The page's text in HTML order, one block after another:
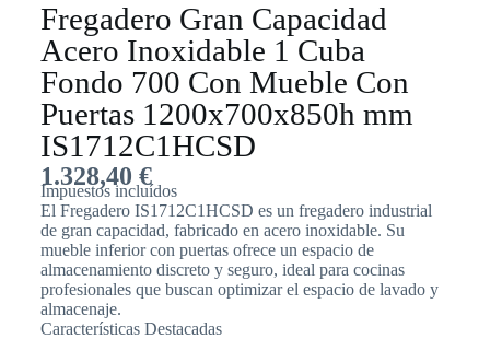
Fregadero Gran Capacidad
Acero Inoxidable 1 Cuba
Fondo 700 Con Mueble Con
Puertas 1200x700x850h mm
IS1712C1HCSD
1.328,40 €
Impuestos incluídos
El Fregadero IS1712C1HCSD es un fregadero industrial
de gran capacidad, fabricado en acero inoxidable. Su
mueble inferior con puertas ofrece un espacio de
almacenamiento discreto y seguro, ideal para cocinas
profesionales que buscan optimizar el espacio de lavado y
almacenaje.
Características Destacadas